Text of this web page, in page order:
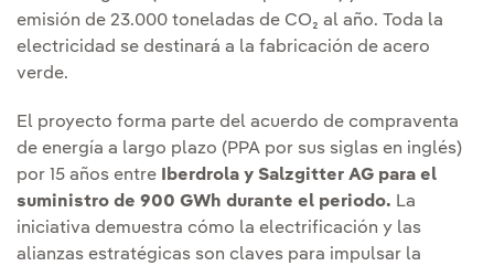
emisión de 23.000 toneladas de CO₂ al año. Toda la
electricidad se destinará a la fabricación de acero
verde.
El proyecto forma parte del acuerdo de compraventa
de energía a largo plazo (PPA por sus siglas en inglés)
por 15 años entre
Iberdrola y Salzgitter AG para el
suministro de 900 GWh durante el periodo. La
iniciativa demuestra cómo la electrificación y las
alianzas estratégicas son claves para impulsar la